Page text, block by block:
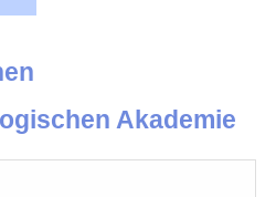
Akademie